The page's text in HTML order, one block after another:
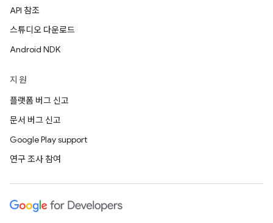
API 참조
스튜디오 다운로드
Android NDK
지원
플랫폼 버그 신고
문서 버그 신고
Google Play support
연구 조사 참여